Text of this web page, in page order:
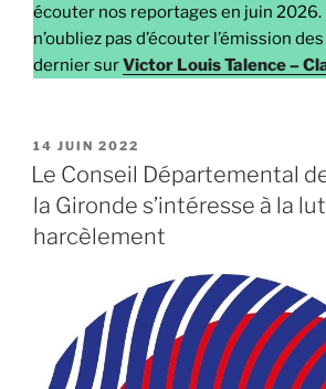
écouter nos reportages en juin 2026.
n’oubliez pas d’écouter l’émission
dernier surVictor Louis Talence –
PUBLIÉ
LE
14 JUIN 2022
Le Conseil Départemental
la Gironde s’intéresse à la
harcèlement